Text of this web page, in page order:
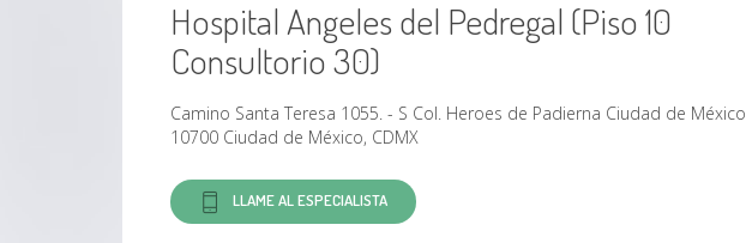
Hospital Angeles del Pedregal (Piso 10
Consultorio 30)
Camino Santa Teresa 1055. - S Col. Heroes de Padierna Ciudad de México
10700 Ciudad de México, CDMX
LLAME AL ESPECIALISTA